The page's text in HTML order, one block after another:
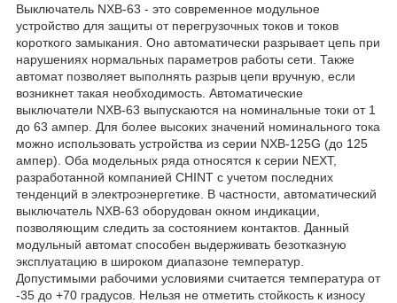
Выключатель NXB-63 - это современное модульное
устройство для защиты от перегрузочных токов и токов
короткого замыкания. Оно автоматически разрывает цепь при
нарушениях нормальных параметров работы сети. Также
автомат позволяет выполнять разрыв цепи вручную, если
возникнет такая необходимость. Автоматические
выключатели NXB-63 выпускаются на номинальные токи от 1
до 63 ампер. Для более высоких значений номинального тока
можно использовать устройства из серии NXB-125G (до 125
ампер). Оба модельных ряда относятся к серии NEXT,
разработанной компанией CHINT с учетом последних
тенденций в электроэнергетике. В частности, автоматический
выключатель NXB-63 оборудован окном индикации,
позволяющим следить за состоянием контактов. Данный
модульный автомат способен выдерживать безотказную
эксплуатацию в широком диапазоне температур.
Допустимыми рабочими условиями считается температура от
-35 до +70 градусов. Нельзя не отметить стойкость к износу